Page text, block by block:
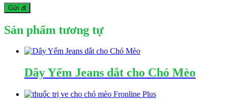
Sản phẩm tương tự
Dây Yếm Jeans dắt cho Chó Mèo